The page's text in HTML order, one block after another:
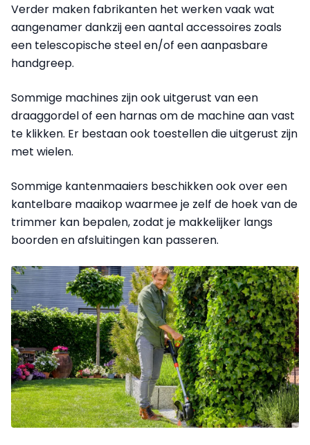
Verder maken fabrikanten het werken vaak wat
aangenamer dankzij een aantal accessoires zoals
een telescopische steel en/of een aanpasbare
handgreep.
Sommige machines zijn ook uitgerust van een
draaggordel of een harnas om de machine aan vast
te klikken. Er bestaan ook toestellen die uitgerust zijn
met wielen.
Sommige kantenmaaiers beschikken ook over een
kantelbare maaikop waarmee je zelf de hoek van de
trimmer kan bepalen, zodat je makkelijker langs
boorden en afsluitingen kan passeren.